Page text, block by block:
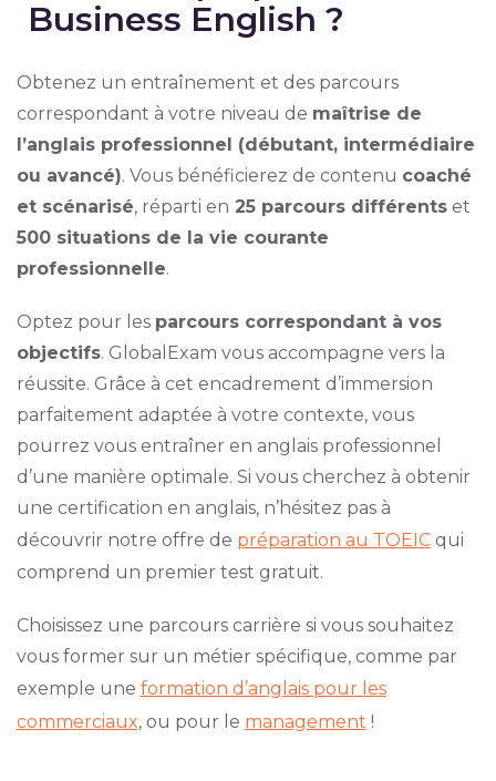
Business English ?
Obtenez un entraînement et des parcours
correspondant à votre niveau de maîtrise de
l’anglais professionnel (débutant, intermédiaire
ou avancé). Vous bénéficierez de contenu coaché
et scénarisé, réparti en 25 parcours différentset
500 situations de la vie courante
professionnelle.
Optez pour les parcours correspondant à vos
objectifs. GlobalExam vous accompagne vers la
réussite. Grâce à cet encadrement d’immersion
parfaitement adaptée à votre contexte, vous
pourrez vous entraîner en anglais professionnel
d’une manière optimale. Si vous cherchez à obtenir
une certification en anglais, n’hésitez pas à
découvrir notre offre de préparation au TOEICqui
comprend un premier test gratuit.
Choisissez une parcours carrière si vous souhaitez
vous former sur un métier spécifique, comme par
exemple une formation d’anglais pour les
commerciaux, ou pour le management !